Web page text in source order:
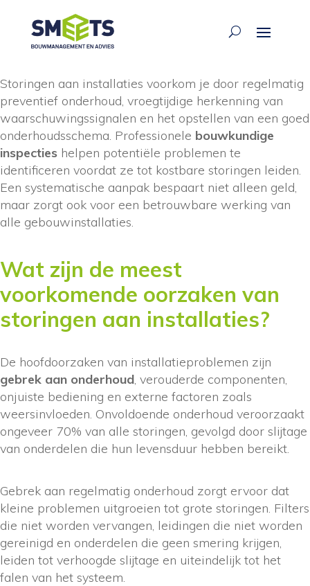
ariane waarsing
Storingen aan installaties voorkom je door regelmatig
preventief onderhoud, vroegtijdige herkenning van
waarschuwingssignalen en het opstellen van een goed
onderhoudsschema. Professionele bouwkundige
inspecties helpen potentiële problemen te
identificeren voordat ze tot kostbare storingen leiden.
Een systematische aanpak bespaart niet alleen geld,
maar zorgt ook voor een betrouwbare werking van
alle gebouwinstallaties.
Wat zijn de meest
voorkomende oorzaken van
storingen aan installaties?
De hoofdoorzaken van installatieproblemen zijn
gebrek aan onderhoud , verouderde componenten,
onjuiste bediening en externe factoren zoals
weersinvloeden. Onvoldoende onderhoud veroorzaakt
ongeveer 70% van alle storingen, gevolgd door slijtage
van onderdelen die hun levensduur hebben bereikt.
Gebrek aan regelmatig onderhoud zorgt ervoor dat
kleine problemen uitgroeien tot grote storingen. Filters
die niet worden vervangen, leidingen die niet worden
gereinigd en onderdelen die geen smering krijgen,
leiden tot verhoogde slijtage en uiteindelijk tot het
falen van het systeem.